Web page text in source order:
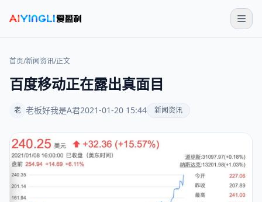
首页/新闻资讯/正文
百度移动正在露出真面目
老 老板好我是A君2021-01-20 15:44 新闻资讯